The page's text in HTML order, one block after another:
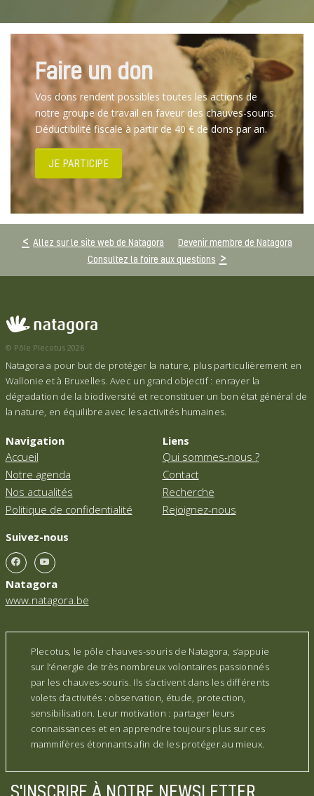
Faire un don
Vos dons rendent possibles toutes les actions de
notre groupe de travail en faveur des chauves-souris.
Déductibilité fiscale à partir de 40 € de dons par an.
JE PARTICIPE
Allez sur le site web de Natagora
Devenir membre de Natagora
Consultez la foire aux questions
© Pôle Plecotus 2026
Natagora a pour but de protéger la nature, plus particulièrement en
Wallonie et à Bruxelles. Avec un grand objectif : enrayer la
dégradation de la biodiversité et reconstituer un bon état général de
la nature, en équilibre avec les activités humaines.
Navigation
Accueil
Notre agenda
Nos actualités
Politique de confidentialité
Liens
Qui sommes-nous ?
Contact
Recherche
Rejoignez-nous
Suivez-nous
Natagora
www.natagora.be
Plecotus, le pôle chauves-souris de Natagora, s’appuie
sur l’énergie de très nombreux volontaires passionnés
par les chauves-souris. Ils s’activent dans les différents
volets d’activités : observation, étude, protection,
sensibilisation. Leur motivation : partager leurs
connaissances et en apprendre toujours plus sur ces
mammifères étonnants afin de les protéger au mieux.
S'INSCRIRE À NOTRE NEWSLETTER